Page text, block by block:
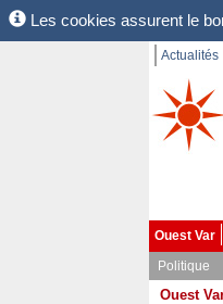
Les cookies assurent le
Actualités
Ouest Var
Politique
Ouest